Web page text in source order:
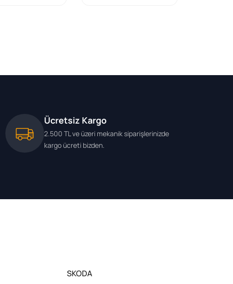
Ücretsiz Kargo
2.500 TL ve üzeri mekanik siparişlerinizde
kargo ücreti bizden.
SKODA